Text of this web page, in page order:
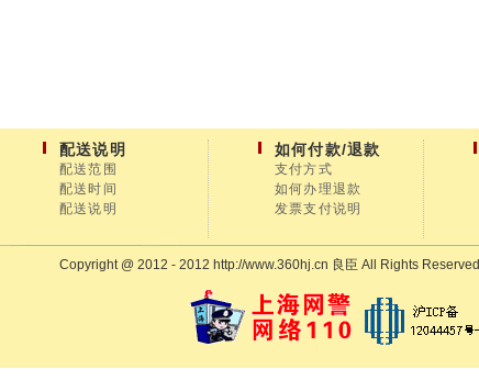
配送说明
配送范围
配送时间
配送说明
如何付款/退款
支付方式
如何办理退款
发票支付说明
Copyright @ 2012 - 2012 http://www.360hj.cn 良臣 All Rights Reserved